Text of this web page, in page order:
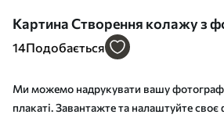
Картина Створення колажу з
s42688
14Подобається
Ми можемо надрукувати вашу
плакаті. Завантажте та налаштуйте